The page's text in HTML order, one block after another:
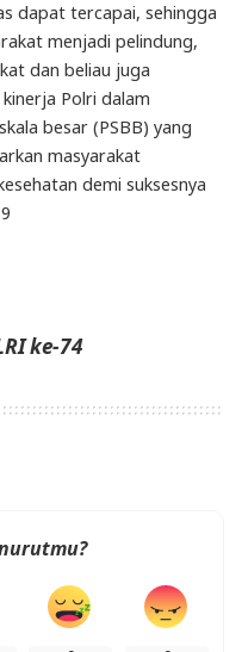
dapat tercapai, sehingga
menjadi pelindung,
dan beliau juga
Polri dalam
besar (PSBB) yang
masyarakat
demi suksesnya
ke-74